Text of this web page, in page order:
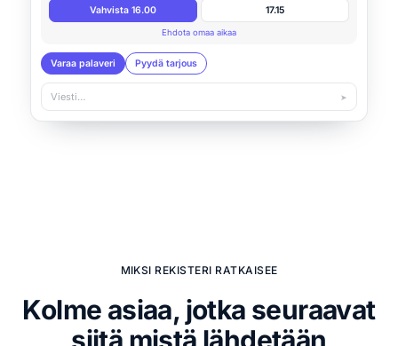
Vahvista 16.00 17.15
Ehdota omaa aikaa
Varaa palaveri Pyydä tarjous
Viesti… ➤
MIKSI REKISTERI RATKAISEE
Kolme asiaa, jotka seuraavat